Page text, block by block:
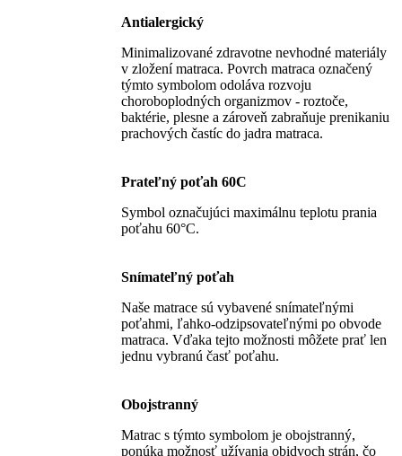
Antialergický
Minimalizované zdravotne nevhodné materiály
v zložení matraca. Povrch matraca označený
týmto symbolom odoláva rozvoju
choroboplodných organizmov - roztoče,
baktérie, plesne a zároveň zabraňuje prenikaniu
prachových častíc do jadra matraca.
Prateľný poťah 60C
Symbol označujúci maximálnu teplotu prania
poťahu 60°C.
Snímateľný poťah
Naše matrace sú vybavené snímateľnými
poťahmi, ľahko-odzipsovateľnými po obvode
matraca. Vďaka tejto možnosti môžete prať len
jednu vybranú časť poťahu.
Obojstranný
Matrac s týmto symbolom je obojstranný,
ponúka možnosť užívania obidvoch strán, čo